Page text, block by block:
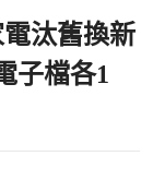
汰舊換新
子檔各1